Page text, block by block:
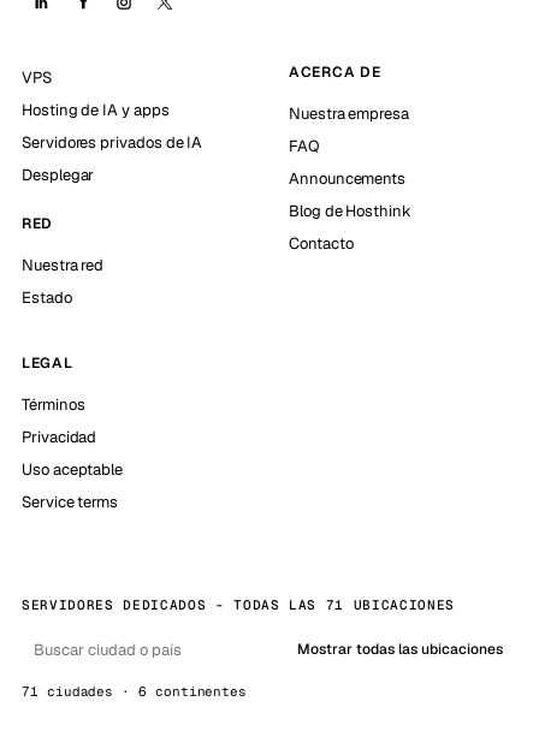
VPS
Hosting de IA y apps
Servidores privados de IA
Desplegar
RED
Nuestra red
Estado
ACERCA DE
Nuestra empresa
FAQ
Announcements
Blog de Hosthink
Contacto
LEGAL
Términos
Privacidad
Uso aceptable
Service terms
SERVIDORES DEDICADOS - TODAS LAS 71 UBICACIONES
Mostrar todas las ubicaciones
71 ciudades · 6 continentes